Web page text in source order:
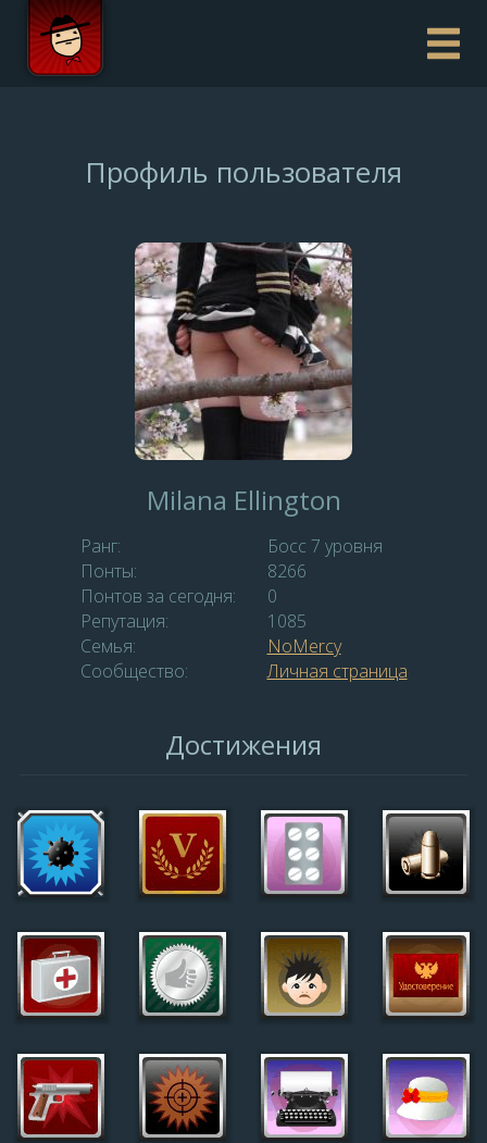
Профиль пользователя
Milana Ellington
Ранг:
Босс 7 уровня
Понты:
8266
Понтов за сегодня:
0
Репутация:
1085
Семья:
NoMercy
Сообщество:
Личная страница
Достижения